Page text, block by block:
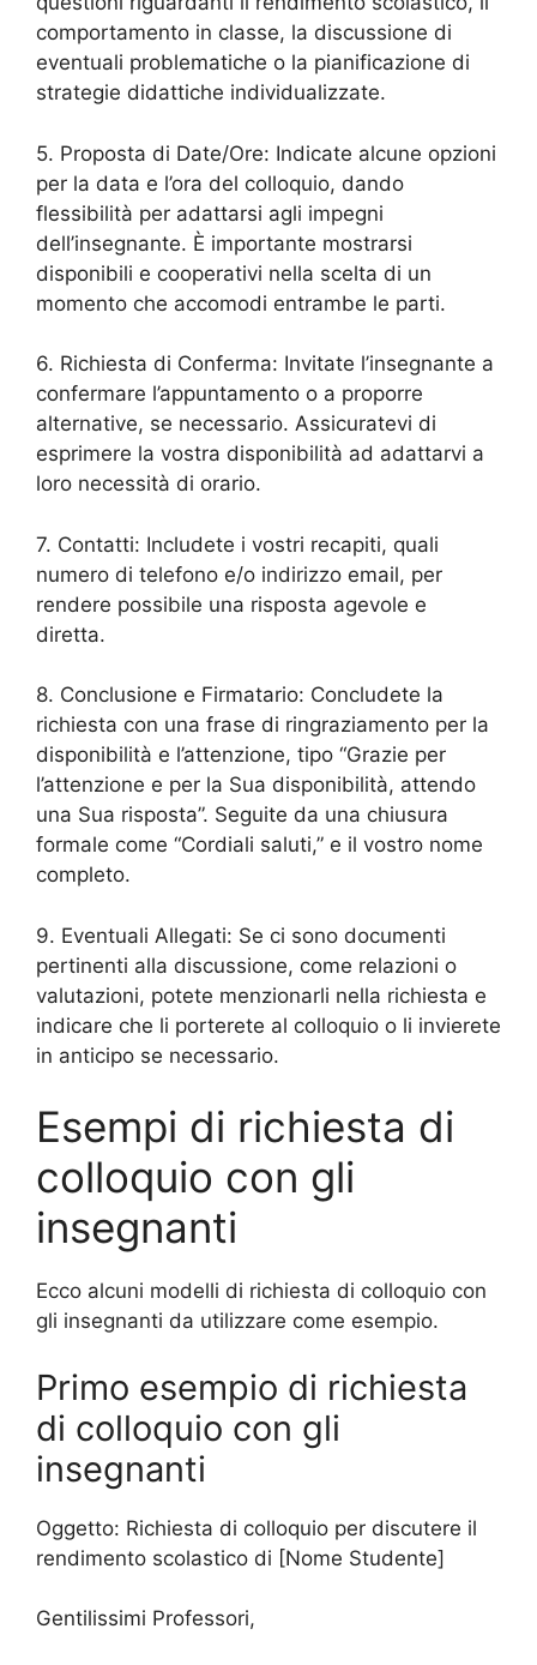
comportamento in classe, la discussione di
eventuali problematiche o la pianificazione di
strategie didattiche individualizzate.
5. Proposta di Date/Ore: Indicate alcune opzioni
per la data e l’ora del colloquio, dando
flessibilità per adattarsi agli impegni
dell’insegnante. È importante mostrarsi
disponibili e cooperativi nella scelta di un
momento che accomodi entrambe le parti.
6. Richiesta di Conferma: Invitate l’insegnante a
confermare l’appuntamento o a proporre
alternative, se necessario. Assicuratevi di
esprimere la vostra disponibilità ad adattarvi a
loro necessità di orario.
7. Contatti: Includete i vostri recapiti, quali
numero di telefono e/o indirizzo email, per
rendere possibile una risposta agevole e
diretta.
8. Conclusione e Firmatario: Concludete la
richiesta con una frase di ringraziamento per la
disponibilità e l’attenzione, tipo “Grazie per
l’attenzione e per la Sua disponibilità, attendo
una Sua risposta”. Seguite da una chiusura
formale come “Cordiali saluti,” e il vostro nome
completo.
9. Eventuali Allegati: Se ci sono documenti
pertinenti alla discussione, come relazioni o
valutazioni, potete menzionarli nella richiesta e
indicare che li porterete al colloquio o li invierete
in anticipo se necessario.
Esempi di richiesta di
colloquio con gli
insegnanti
Ecco alcuni modelli di richiesta di colloquio con
gli insegnanti da utilizzare come esempio.
Primo esempio di richiesta
di colloquio con gli
insegnanti
Oggetto: Richiesta di colloquio per discutere il
rendimento scolastico di [Nome Studente]
Gentilissimi Professori,